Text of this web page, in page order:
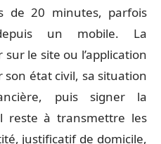
de 20 minutes, parfois
un mobile. La
le site ou l’application
état civil, sa situation
puis signer la
reste à transmettre les
justificatif de domicile,